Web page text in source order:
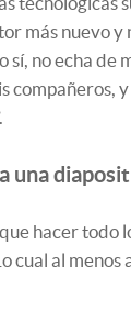
más nuevo y
sí, no echa de
compañeros,
una
hacer todo
cual al menos